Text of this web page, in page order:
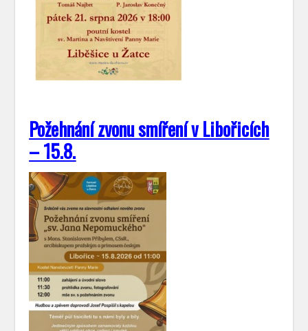
Požehnání zvonu smíření v Libořicích
– 15.8.